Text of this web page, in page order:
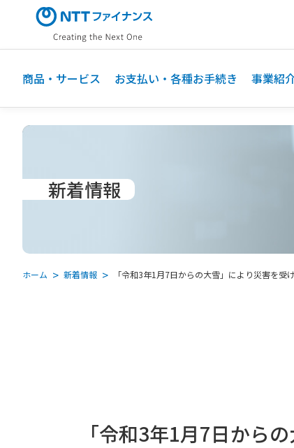
ン
商品・サービス お支払い・各種お手続き 事業紹
新着情報
ホーム 新着情報 「令和3年1月7日からの大雪」により災害を受
「令和3年1月7日から